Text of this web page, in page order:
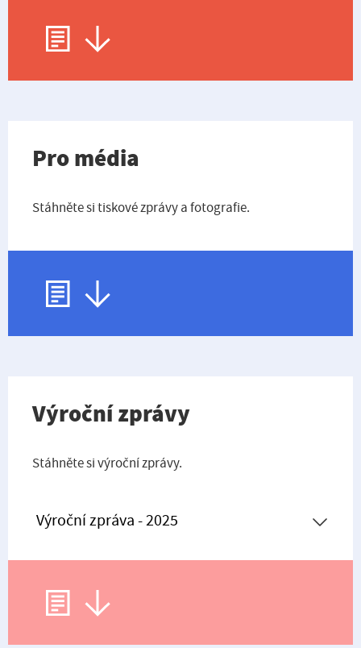
Pro média
Stáhněte si tiskové zprávy a fotografie.
Výroční zprávy
Stáhněte si výroční zprávy.